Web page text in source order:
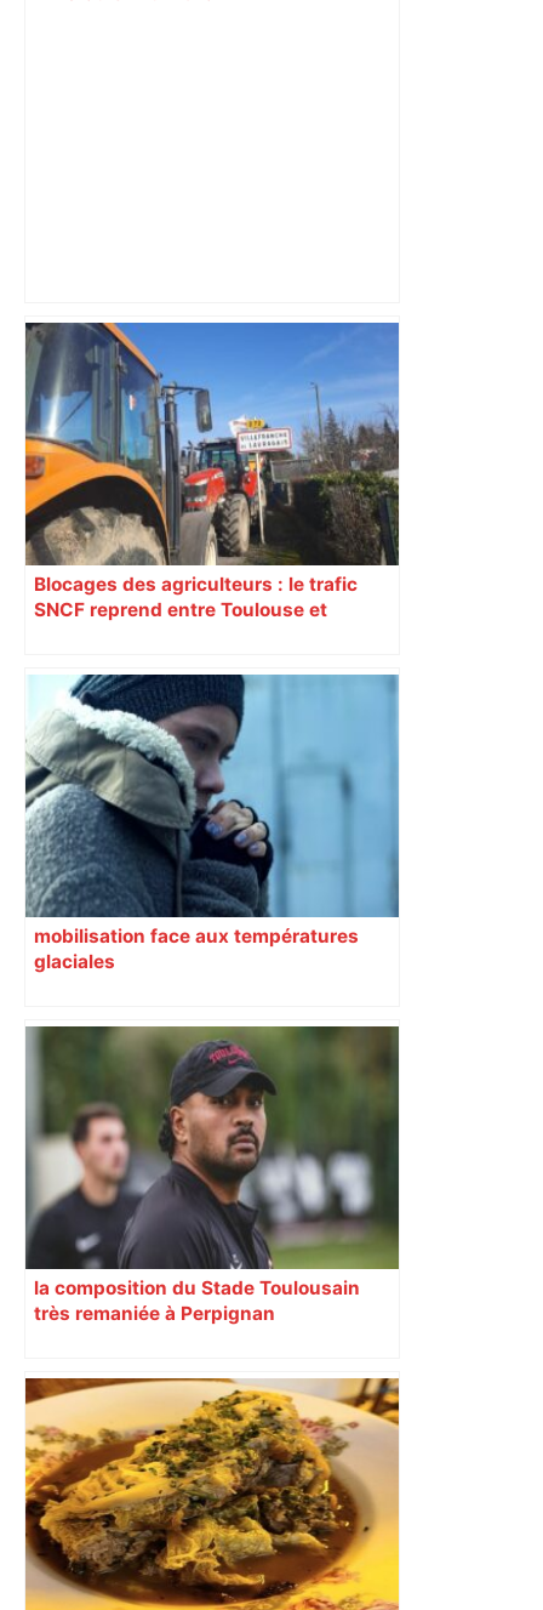
Top 14: comment Perpignan a une
nouvelle fois fait tomber Toulouse? –
RMC Sport
Blocages des agriculteurs : le trafic
SNCF reprend entre Toulouse et
mobilisation face aux températures
glaciales
la composition du Stade Toulousain
très remaniée à Perpignan